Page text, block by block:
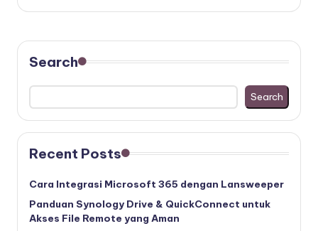
Search
Search
Recent Posts
Cara Integrasi Microsoft 365 dengan Lansweeper
Panduan Synology Drive & QuickConnect untuk
Akses File Remote yang Aman